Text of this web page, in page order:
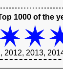
1000 of the
2012, 2013,